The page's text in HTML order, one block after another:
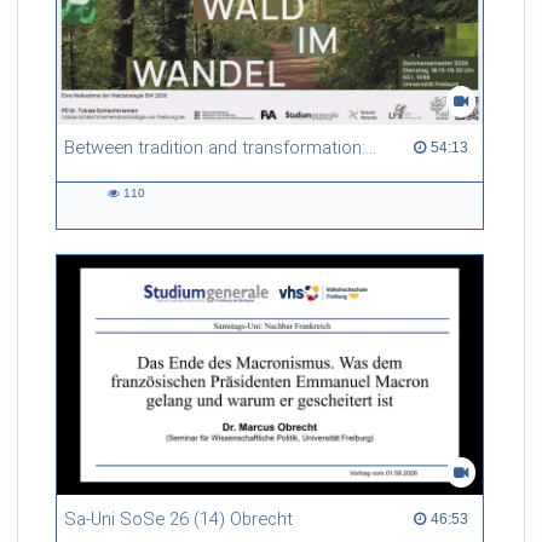
Between tradition and transformation: how owners, advisers and institutions co-create knowledge for resilient forests in Europe 54:13
54:13 duration
110
Sa-Uni SoSe 26 (14) Obrecht 46:53
46:53 duration